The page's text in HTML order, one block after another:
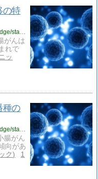
の特
がんは
れで
ッ
種の
https://gan-chiryou-clinic.com/cancer-knowledge/stage-4-small-intestine-cancer-peritoneal-dissemination/
腸がん
向があ
ク
1